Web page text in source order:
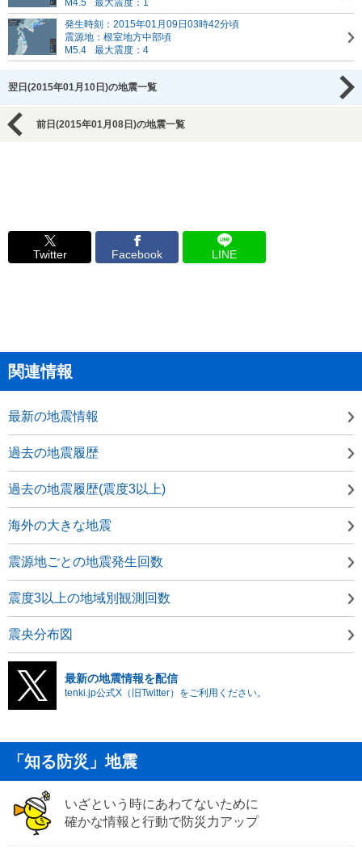
M4.5
最大震度：1
発生時刻：2015年01月09日03時42分頃
震源地：根室地方中部頃
M5.4
最大震度：4
翌日(2015年01月10日)の地震一覧
前日(2015年01月08日)の地震一覧
Twitter Facebook LINE
関連情報
最新の地震情報
過去の地震履歴
過去の地震履歴(震度3以上)
海外の大きな地震
震源地ごとの地震発生回数
震度3以上の地域別観測回数
震央分布図
最新の地震情報を配信
tenki.jp公式X（旧Twitter）をご利用ください。
「知る防災」地震
いざという時にあわてないために
確かな情報と行動で防災力アップ